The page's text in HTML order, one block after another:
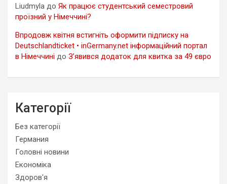
Liudmyla до Як працює студентський семестровий
проїзний у Німеччині?
Впродовж квітня встигніть оформити підписку на
Deutschlandticket • inGermany.net інформаційний портал
в Німеччині до З’явився додаток для квитка за 49 євро
Категорії
Без категорії
Германия
Головні новини
Економіка
Здоров'я